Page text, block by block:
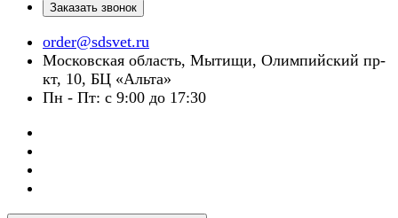
Заказать звонок
order@sdsvet.ru
Московская область, Мытищи, Олимпийский пр-
кт, 10, БЦ «Альта»
Пн - Пт: с 9:00 до 17:30